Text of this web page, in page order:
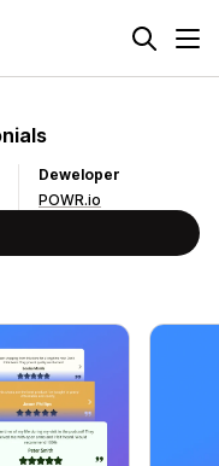
Deweloper
POWR.io